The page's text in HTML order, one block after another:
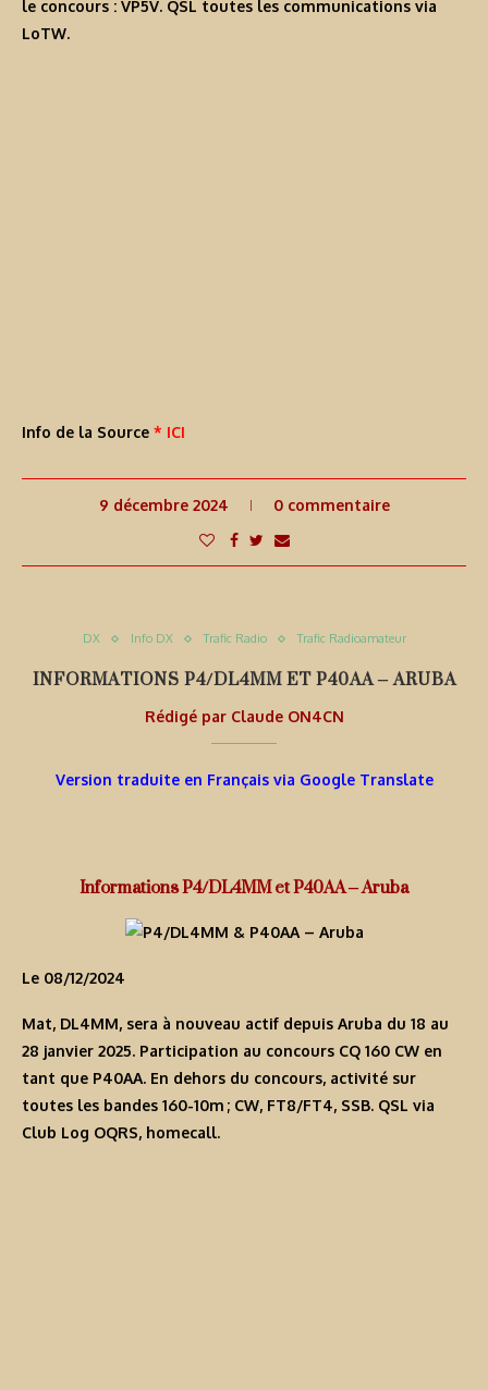
le concours : VP5V. QSL toutes les communications via
LoTW.
Info de la Source * ICI
9 décembre 2024 0 commentaire
DX Info DX Trafic Radio Trafic Radioamateur
INFORMATIONS P4/DL4MM ET P40AA – ARUBA
Rédigé par Claude ON4CN
Version traduite en Français via Google Translate
Informations P4/DL4MM et P40AA – Aruba
Le 08/12/2024
Mat, DL4MM, sera à nouveau actif depuis Aruba du 18 au
28 janvier 2025. Participation au concours CQ 160 CW en
tant que P40AA. En dehors du concours, activité sur
toutes les bandes 160-10m ; CW, FT8/FT4, SSB. QSL via
Club Log OQRS, homecall.